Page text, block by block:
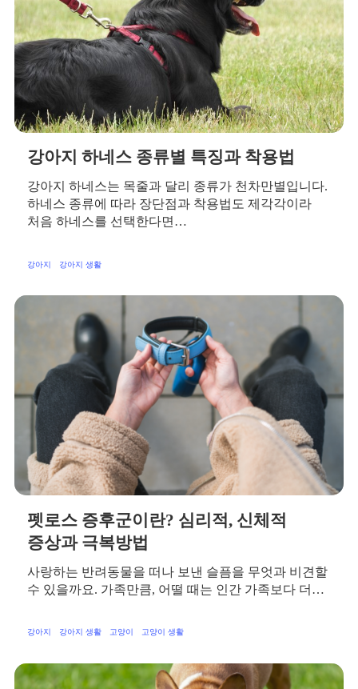
강아지 강아지 생활
강아지 하네스 종류별 특징과 착용법
강아지 하네스는 목줄과 달리 종류가 천차만별입니다.
하네스 종류에 따라 장단점과 착용법도 제각각이라
처음 하네스를 선택한다면…
강아지 강아지 생활 고양이 고양이 생활
펫로스 증후군이란? 심리적, 신체적
증상과 극복방법
사랑하는 반려동물을 떠나 보낸 슬픔을 무엇과 비견할
수 있을까요. 가족만큼, 어떨 때는 인간 가족보다 더…